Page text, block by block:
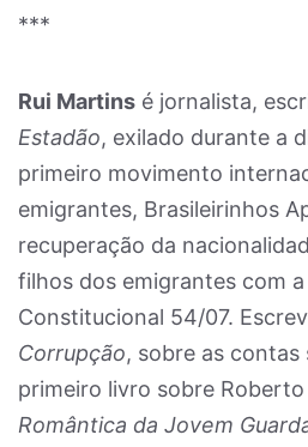
***
Rui Martins é jornalista,
Estadão, exilado durante a
primeiro movimento
emigrantes, Brasileirinhos
recuperação da
filhos dos emigrantes com a
Constitucional 54/07.
Corrupção, sobre as contas
primeiro livro sobre Roberto
Romântica da Jovem